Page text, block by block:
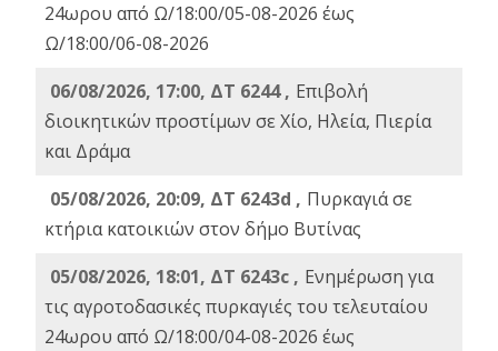
24ωρου από Ω/18:00/05-08-2026 έως
Ω/18:00/06-08-2026
06/08/2026, 17:00, ΔΤ 6244 , Επιβολή
διοικητικών προστίμων σε Χίο, Ηλεία, Πιερία
και Δράμα
05/08/2026, 20:09, ΔΤ 6243d , Πυρκαγιά σε
κτήρια κατοικιών στον δήμο Βυτίνας
05/08/2026, 18:01, ΔΤ 6243c , Ενημέρωση για
τις αγροτοδασικές πυρκαγιές του τελευταίου
24ωρου από Ω/18:00/04-08-2026 έως